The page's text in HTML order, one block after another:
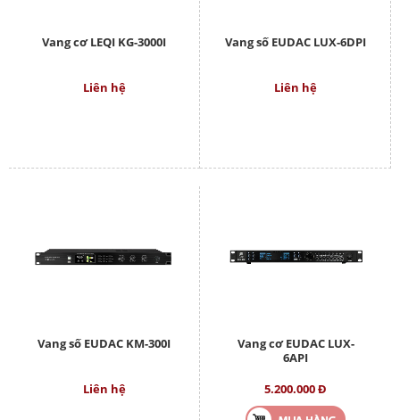
Vang cơ LEQI KG-3000I
Liên hệ
Vang số EUDAC LUX-6DPI
Liên hệ
Vang số EUDAC KM-300I
Liên hệ
Vang cơ EUDAC LUX-
6API
5.200.000 Đ